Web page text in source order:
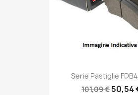
Serie Pastiglie
101,09 € 50,54